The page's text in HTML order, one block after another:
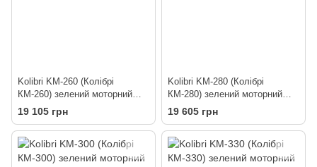
Kolibri KM-260 (Колібрі
КМ-260) зелений моторний
надувний човен + слань-
19 105 грн
Kolibri KM-280 (Колібрі
КМ-280) зелений моторний
надувний човен + слань-
19 605 грн